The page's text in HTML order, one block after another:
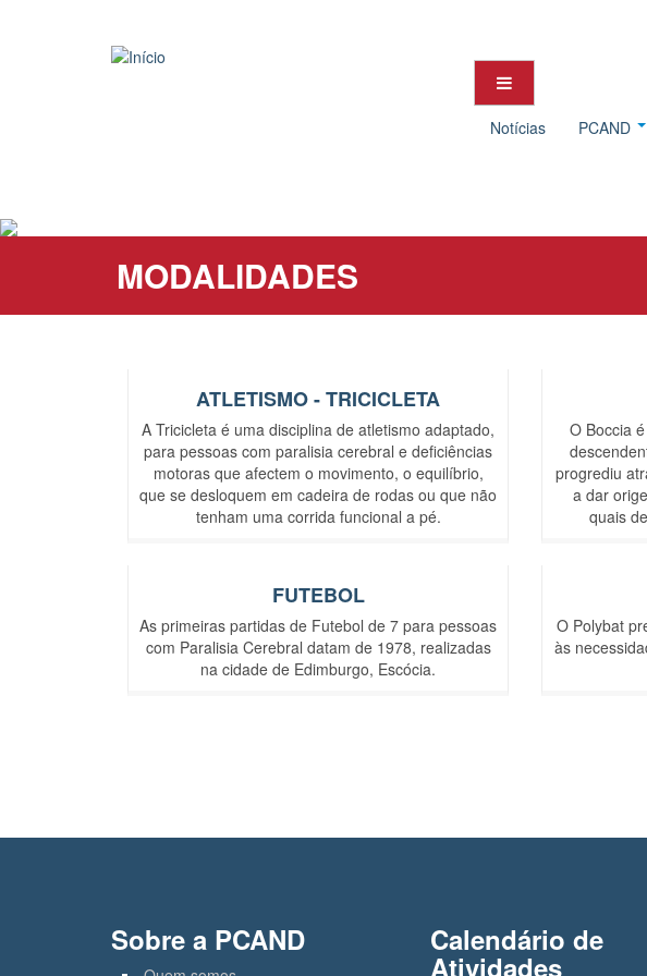
Notícias PCAND
MODALIDADES
ATLETISMO - TRICICLETA
A Tricicleta é uma disciplina de atletismo adaptado,
para pessoas com paralisia cerebral e deficiências
motoras que afectem o movimento, o equilíbrio,
que se desloquem em cadeira de rodas ou que não
tenham uma corrida funcional a pé.
O Boccia
progrediu
a dar
quais
FUTEBOL
As primeiras partidas de Futebol de 7 para pessoas
com Paralisia Cerebral datam de 1978, realizadas
na cidade de Edimburgo, Escócia.
O Polybat
às
Sobre a PCAND Calendário de
Atividades